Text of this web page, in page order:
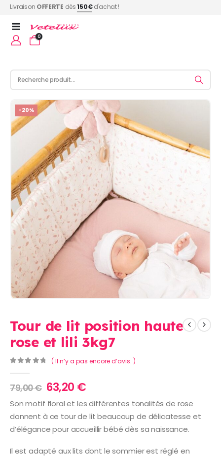
Livraison OFFERTE dès150€d'achat !
0
-20%
Tour de lit position haute
rose et lili 3kg7
( Il n’y a pas encore d’avis. )
79,00€ Le
prix
initial
était :
79,00 €.
63,20 €Le
prix
actuel
est :
63,20 €.
Son motif floral et les différentes tonalités de rose
donnent à ce tour de lit beaucoup de délicatesse et
d’élégance pour accueillir bébé dès sa naissance.
Il est adapté aux lits dont le sommier est réglé en